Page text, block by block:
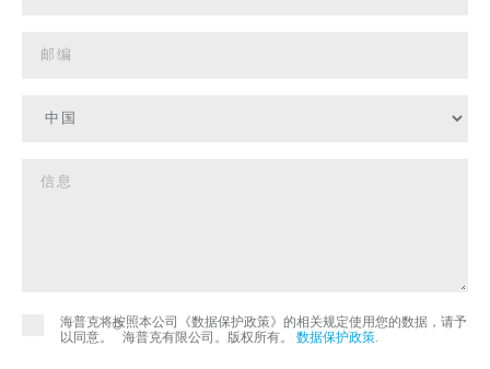
海普克将按照本公司《数据保护政策》的相关规定使用您的数据，请予
以同意。
©
海普克有限公司。版权所有。 数据保护政策.